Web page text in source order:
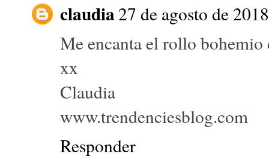
claudia27 de agosto de
Me encanta el rollo bohemio
xx
Claudia
www.trendenciesblog.com
Responder